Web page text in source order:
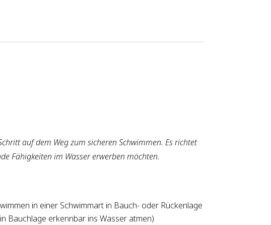
auf dem Weg zum sicheren Schwimmen. Es richtet
Fähigkeiten im Wasser erwerben möchten.
in einer Schwimmart in Bauch- oder Rückenlage
Bauchlage erkennbar ins Wasser atmen)